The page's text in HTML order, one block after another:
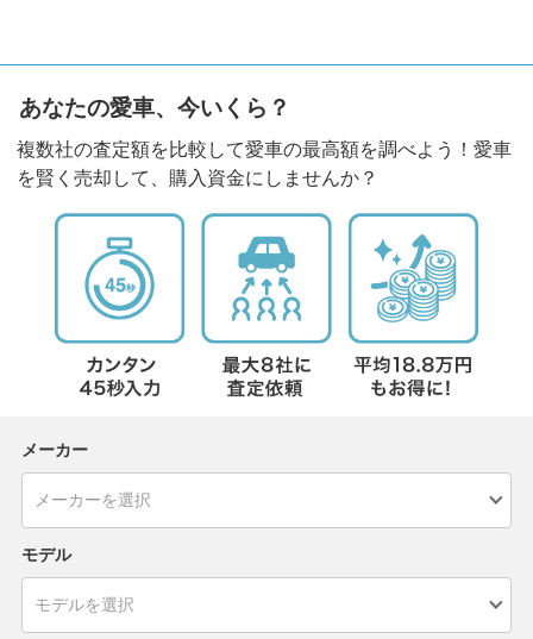
あなたの愛車、今いくら？
複数社の査定額を比較して愛車の最高額を調べよう！愛車
を賢く売却して、購入資金にしませんか？
メーカー
モデル